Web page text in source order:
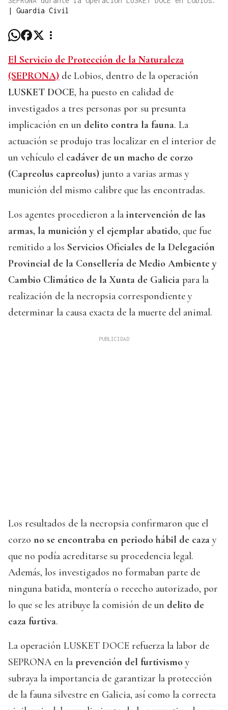
| Guardia Civil
El Servicio de Protección de la Naturaleza
(SEPRONA) de Lobios, dentro de la operación
LUSKET DOCE, ha puesto en calidad de
investigados a tres personas por su presunta
implicación en un delito contra la fauna. La
actuación se produjo tras localizar en el interior de
un vehículo el cadáver de un macho de corzo
(Capreolus capreolus) junto a varias armas y
munición del mismo calibre que las encontradas.
Los agentes procedieron a la intervención de las
armas, la munición y el ejemplar abatido, que fue
remitido a los Servicios Oficiales de la Delegación
Provincial de la Consellería de Medio Ambiente y
Cambio Climático de la Xunta de Galicia para la
realización de la necropsia correspondiente y
determinar la causa exacta de la muerte del animal.
Los resultados de la necropsia confirmaron que el
corzo no se encontraba en periodo hábil de caza y
que no podía acreditarse su procedencia legal.
Además, los investigados no formaban parte de
ninguna batida, montería o rececho autorizado, por
lo que se les atribuye la comisión de un delito de
caza furtiva.
La operación LUSKET DOCE refuerza la labor de
SEPRONA en la prevención del furtivismo y
subraya la importancia de garantizar la protección
de la fauna silvestre en Galicia, así como la correcta